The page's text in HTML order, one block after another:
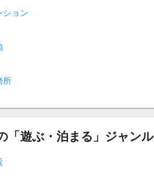
ション
所
「遊ぶ・泊まる」ジャンル